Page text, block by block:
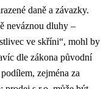
daně a závazky.
neváznou dluhy –
ve skříni“, mohl by
dle zákona původní
zejména za